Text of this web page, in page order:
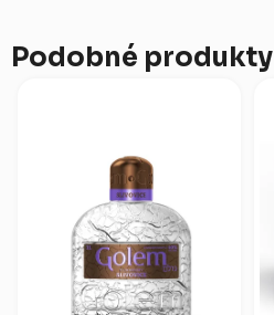
Podobné produkty